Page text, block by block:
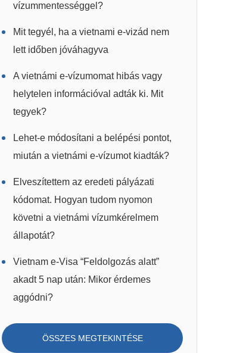
vízummentességgel?
Mit tegyél, ha a vietnami e-vizád nem
lett időben jóváhagyva
A vietnámi e-vízumomat hibás vagy
helytelen információval adták ki. Mit
tegyek?
Lehet-e módosítani a belépési pontot,
miután a vietnámi e-vízumot kiadták?
Elveszítettem az eredeti pályázati
kódomat. Hogyan tudom nyomon
követni a vietnámi vízumkérelmem
állapotát?
Vietnam e-Visa “Feldolgozás alatt”
akadt 5 nap után: Mikor érdemes
aggódni?
ÖSSZES MEGTEKINTÉSE